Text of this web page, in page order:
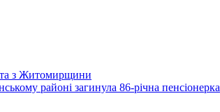
з Житомирщини
районі загинула 86-річна пенсіонерка